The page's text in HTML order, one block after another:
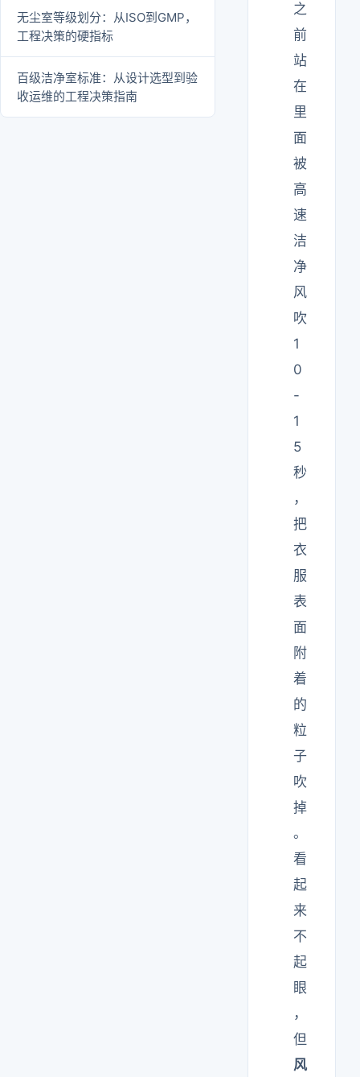
无尘室等级划分：从ISO到GMP，
工程决策的硬指标
百级洁净室标准：从设计选型到验
收运维的工程决策指南
之
前
站
在
里
面
被
高
速
洁
净
风
吹
1
0
-
1
5
秒
，
把
衣
服
表
面
附
着
的
粒
子
吹
掉
。
看
起
来
不
起
眼
，
但
风